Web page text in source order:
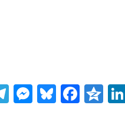
TelegramBluesky